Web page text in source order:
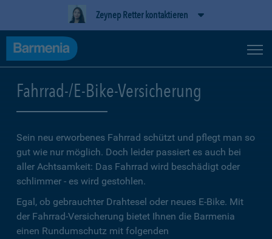
Zeynep Retter kontaktieren
Fahrrad-/E-Bike-Versicherung
Sein neu erworbenes Fahrrad schützt und pflegt man so
gut wie nur möglich. Doch leider passiert es auch bei
aller Achtsamkeit: Das Fahrrad wird beschädigt oder
schlimmer - es wird gestohlen.
Egal, ob gebrauchter Drahtesel oder neues E-Bike. Mit
der Fahrrad-Versicherung bietet Ihnen die Barmenia
einen Rundumschutz mit folgenden